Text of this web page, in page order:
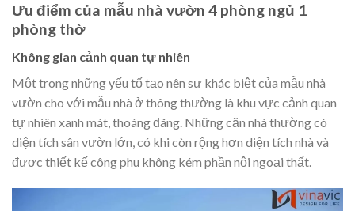
Ưu điểm của mẫu nhà vườn 4 phòng ngủ 1
phòng thờ
Không gian cảnh quan tự nhiên
Một trong những yếu tố tạo nên sự khác biệt của mẫu nhà
vườn cho với mẫu nhà ở thông thường là khu vực cảnh quan
tự nhiên xanh mát, thoáng đãng. Những căn nhà thường có
diện tích sân vườn lớn, có khi còn rộng hơn diện tích nhà và
được thiết kế công phu không kém phần nội ngoại thất.